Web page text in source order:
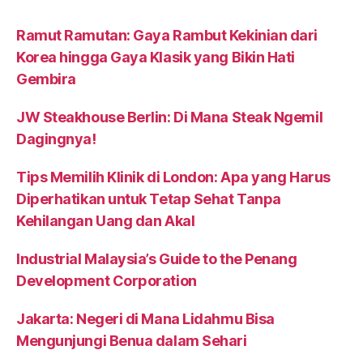
Ramut Ramutan: Gaya Rambut Kekinian dari
Korea hingga Gaya Klasik yang Bikin Hati
Gembira
JW Steakhouse Berlin: Di Mana Steak Ngemil
Dagingnya!
Tips Memilih Klinik di London: Apa yang Harus
Diperhatikan untuk Tetap Sehat Tanpa
Kehilangan Uang dan Akal
Industrial Malaysia’s Guide to the Penang
Development Corporation
Jakarta: Negeri di Mana Lidahmu Bisa
Mengunjungi Benua dalam Sehari